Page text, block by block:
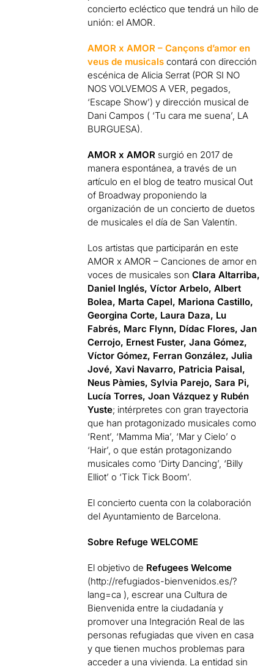
concierto ecléctico que tendrá un hilo de
unión: el AMOR.
AMOR x AMOR – Cançons d’amor en
veus de musicals contará con dirección
escénica de Alicia Serrat (POR SI NO
NOS VOLVEMOS A VER, pegados,
‘Escape Show’) y dirección musical de
Dani Campos ( ‘Tu cara me suena’, LA
BURGUESA).
AMOR x AMOR surgió en 2017 de
manera espontánea, a través de un
artículo en el blog de teatro musical Out
of Broadway proponiendo la
organización de un concierto de duetos
de musicales el día de San Valentín.
Los artistas que participarán en este
AMOR x AMOR – Canciones de amor en
voces de musicales son Clara Altarriba,
Daniel Inglés, Víctor Arbelo, Albert
Bolea, Marta Capel, Mariona Castillo,
Georgina Corte, Laura Daza, Lu
Fabrés, Marc Flynn, Dídac Flores, Jan
Cerrojo, Ernest Fuster, Jana Gómez,
Víctor Gómez, Ferran González, Julia
Jové, Xavi Navarro, Patricia Paisal,
Neus Pàmies, Sylvia Parejo, Sara Pi,
Lucía Torres, Joan Vázquez y Rubén
Yuste; intérpretes con gran trayectoria
que han protagonizado musicales como
‘Rent’, ‘Mamma Mia’, ‘Mar y Cielo’ o
‘Hair’, o que están protagonizando
musicales como ‘Dirty Dancing’, ‘Billy
Elliot’ o ‘Tick Tick Boom’.
El concierto cuenta con la colaboración
del Ayuntamiento de Barcelona.
Sobre Refuge WELCOME
El objetivo de Refugees Welcome
(http://refugiados-bienvenidos.es/?
lang=ca ), escrear una Cultura de
Bienvenida entre la ciudadanía y
promover una Integración Real de las
personas refugiadas que viven en casa
y que tienen muchos problemas para
acceder a una vivienda. La entidad sin